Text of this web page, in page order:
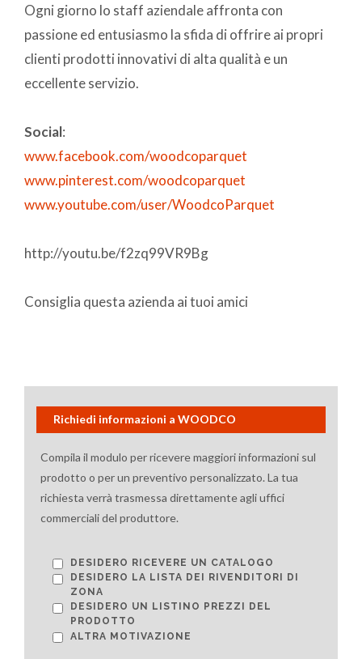
Ogni giorno lo staff aziendale affronta con
passione ed entusiasmo la sfida di offrire ai propri
clienti prodotti innovativi di alta qualità e un
eccellente servizio.
Social:
www.facebook.com/woodcoparquet
www.pinterest.com/woodcoparquet
www.youtube.com/user/WoodcoParquet
http://youtu.be/f2zq99VR9Bg
Consiglia questa azienda ai tuoi amici
Richiedi informazioni a WOODCO
Compila il modulo per ricevere maggiori informazioni sul
prodotto o per un preventivo personalizzato. La tua
richiesta verrà trasmessa direttamente agli uffici
commerciali del produttore.
DESIDERO RICEVERE UN CATALOGO
DESIDERO LA LISTA DEI RIVENDITORI DI
ZONA
DESIDERO UN LISTINO PREZZI DEL
PRODOTTO
ALTRA MOTIVAZIONE